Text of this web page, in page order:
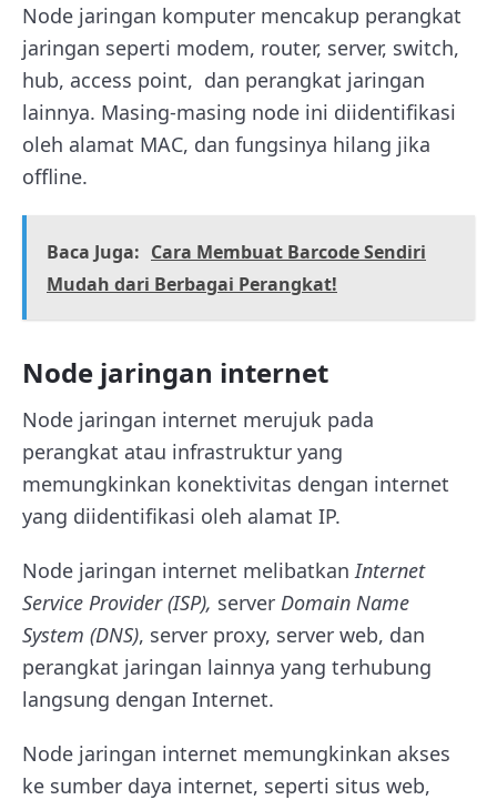
Node jaringan komputer mencakup perangkat
jaringan seperti modem, router, server, switch,
hub, access point, dan perangkat jaringan
lainnya. Masing-masing node ini diidentifikasi
oleh alamat MAC, dan fungsinya hilang jika
offline.
Baca Juga: Cara Membuat Barcode Sendiri
Mudah dari Berbagai Perangkat!
Node jaringan internet
Node jaringan internet merujuk pada
perangkat atau infrastruktur yang
memungkinkan konektivitas dengan internet
yang diidentifikasi oleh alamat IP.
Node jaringan internet melibatkanInternet
Service Provider (ISP), server Domain Name
System (DNS), server proxy, server web, dan
perangkat jaringan lainnya yang terhubung
langsung dengan Internet.
Node jaringan internet memungkinkan akses
ke sumber daya internet, seperti situs web,